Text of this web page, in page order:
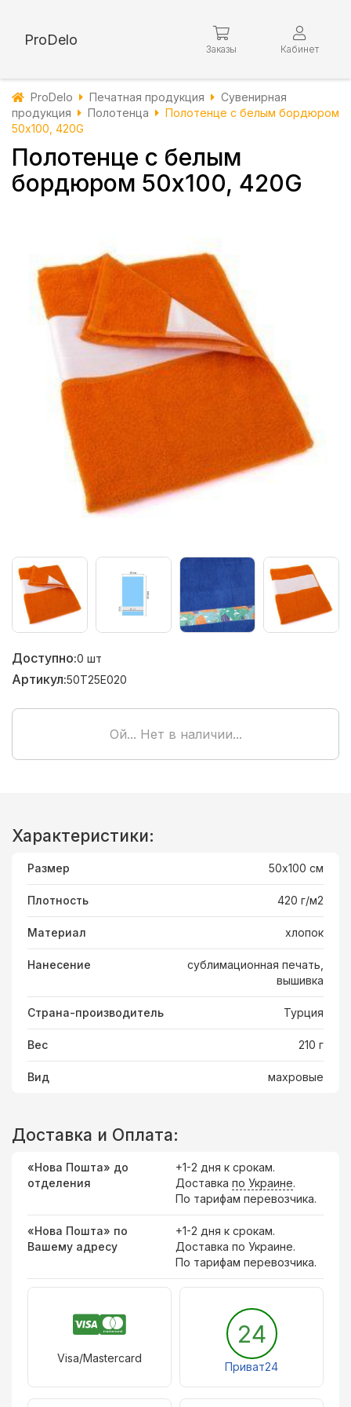
ProDelo
Заказы Кабинет
ProDelo Печатная продукция
Сувенирная
продукция
Полотенца
Полотенце с белым бордюром
50х100, 420G
Полотенце с белым
бордюром 50х100, 420G
Доступно:0 шт
Артикул:50T25E020
Ой... Нет в наличии...
Характеристики:
Размер 50х100 см
Плотность 420 г/м2
Материал хлопок
Нанесение
сублимационная печать,
вышивка
Страна-производитель Турция
Вес 210 г
Вид махровые
Доставка и Оплата:
«Нова Пошта» до
отделения
+1-2 дня к срокам.
Доставка по Украине.
По тарифам перевозчика.
«Нова Пошта» по
Вашему адресу
+1-2 дня к срокам.
Доставка по Украине.
По тарифам перевозчика.
Visa/Mastercard
24
Приват24